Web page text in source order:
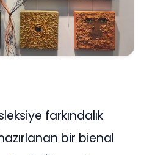
farkındalık
bir bienal